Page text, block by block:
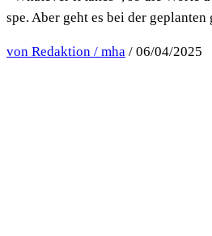
spe. Aber geht es bei der geplanten
von Redaktion / mha / 06/04/2025